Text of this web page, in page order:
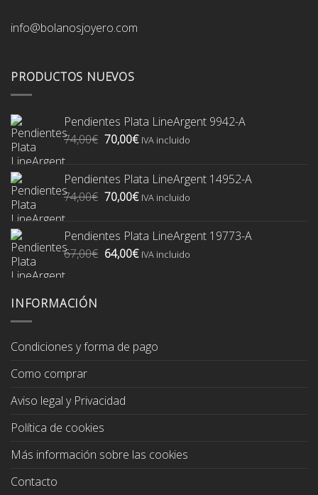
info@bolanosjoyero.com
PRODUCTOS NUEVOS
Pendientes Plata LineArgent 9942-A
74,00€ El
era:
74,00€.
70,00€El
es:
70,00€.
IVA incluido
Pendientes Plata LineArgent 14952-A
74,00€ El
era:
74,00€.
70,00€El
es:
70,00€.
IVA incluido
Pendientes Plata LineArgent 19773-A
67,00€ El
64,00€ElIVA incluido
INFORMACIÓN
Condiciones y forma de pago
Como comprar
Aviso legal y Privacidad
Política de cookies
Más información sobre las cookies
Contacto